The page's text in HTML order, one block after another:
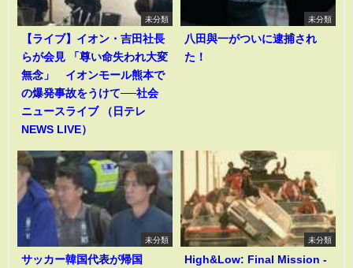
未分類
【ライブ】イオン・吉田社長
らが会見 「尊い命失われ大変
無念」 イオンモール熊本で
の爆発事故をうけて──社会
ニュースライブ （日テレ
NEWS LIVE）
未分類
八田與一がついに逮捕され
た！
未分類
サッカー韓国代表が帰国
未分類
High&Low: Final Mission -